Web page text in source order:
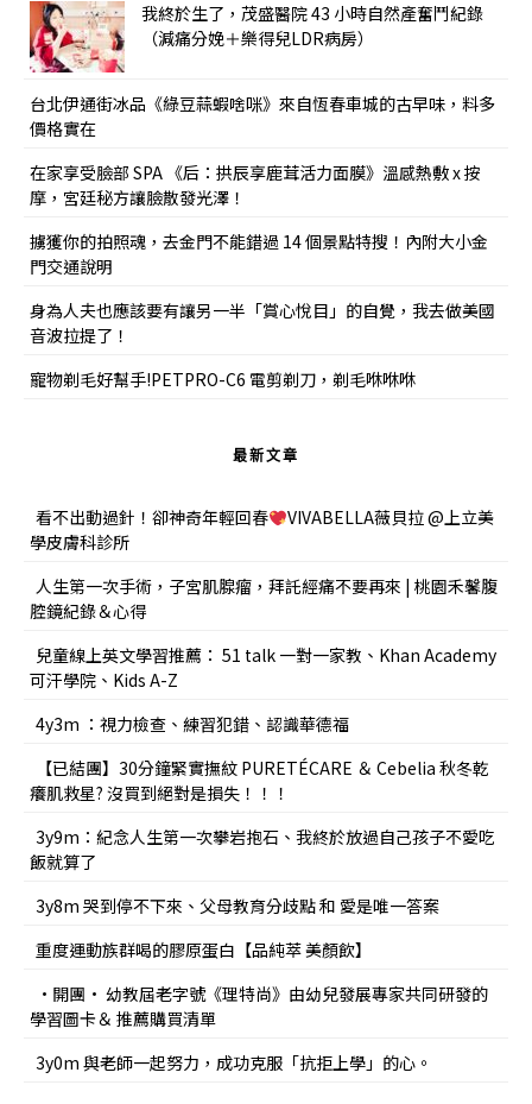
我終於生了，茂盛醫院 43 小時自然產奮鬥紀錄
（減痛分娩＋樂得兒LDR病房）
台北伊通街冰品《綠豆蒜蝦啥咪》來自恆春車城的古早味，料多
價格實在
在家享受臉部 SPA 《后：拱辰享鹿茸活力面膜》溫感熱敷 x 按
摩，宮廷秘方讓臉散發光澤！
擄獲你的拍照魂，去金門不能錯過 14 個景點特搜！內附大小金
門交通說明
身為人夫也應該要有讓另一半「賞心悅目」的自覺，我去做美國
音波拉提了！
寵物剃毛好幫手!PETPRO-C6 電剪剃刀，剃毛咻咻咻
最新文章
看不出動過針！卻神奇年輕回春
VIVABELLA薇貝拉 @上立美
學皮膚科診所
人生第一次手術，子宮肌腺瘤，拜託經痛不要再來 | 桃園禾馨腹
腔鏡紀錄＆心得
兒童線上英文學習推薦： 51 talk 一對一家教、Khan Academy
可汗學院、Kids A-Z
4y3m ：視力檢查、練習犯錯、認識華德福
【已結團】30分鐘緊實撫紋 PURETÉCARE ＆ Cebelia 秋冬乾
癢肌救星? 沒買到絕對是損失！！！
3y9m：紀念人生第一次攀岩抱石、我終於放過自己孩子不愛吃
飯就算了
3y8m 哭到停不下來、父母教育分歧點 和 愛是唯一答案
重度運動族群喝的膠原蛋白【品純萃 美顏飲】
•開團• 幼教屆老字號《理特尚》由幼兒發展專家共同研發的
學習圖卡＆ 推薦購買清單
3y0m 與老師一起努力，成功克服「抗拒上學」的心。